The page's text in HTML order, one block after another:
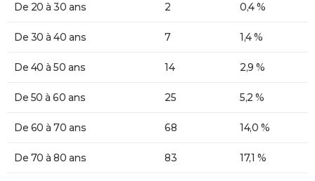
De 20 à 30 ans 2 0,4 %
De 30 à 40 ans 7 1,4 %
De 40 à 50 ans 14 2,9 %
De 50 à 60 ans 25 5,2 %
De 60 à 70 ans 68 14,0 %
De 70 à 80 ans 83 17,1 %